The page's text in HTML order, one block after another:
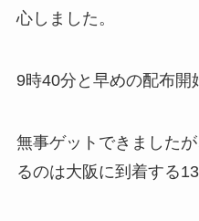
心しました。
9時40分と早めの配布開
無事ゲットできました
るのは大阪に到着する13